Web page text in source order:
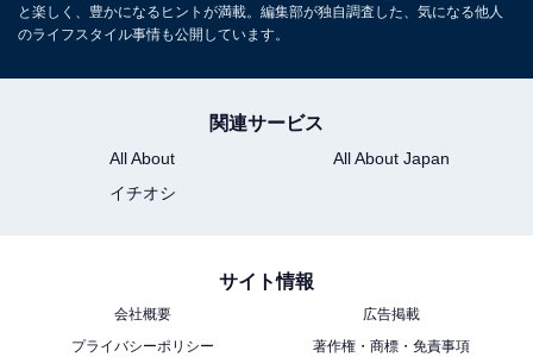
エントリーは忘れずに！ 最大5000円のポイントア
新生活セールに合わせて、最大5000ポイント還元される
1万円以上の買い物を対象に、一定の条件を満たすと最
大6％のポイント還元が受けられます。参加には事前エ
ントリーが必須ですので、
エントリーをお忘れなく。
と楽しく、豊かになるヒントが満載。編集部が独自調査した、気になる他人
のライフスタイル事情も公開しています。
関連サービス
All About
All About Japan
イチオシ
サイト情報
会社概要
広告掲載
プライバシーポリシー
著作権・商標・免責事項